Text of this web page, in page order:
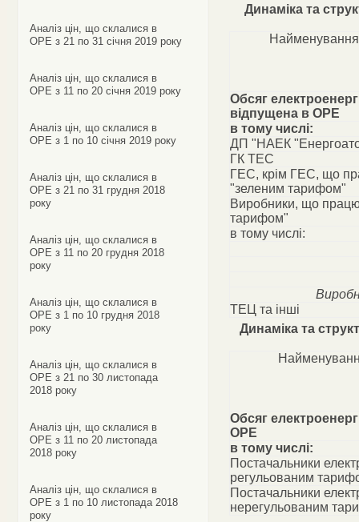
Аналіз цін, що склалися в
ОРЕ з 21 по 31 січня 2019 року
Аналіз цін, що склалися в
ОРЕ з 11 по 20 січня 2019 року
Аналіз цін, що склалися в
ОРЕ з 1 по 10 січня 2019 року
Аналіз цін, що склалися в
ОРЕ з 21 по 31 грудня 2018
року
Аналіз цін, що склалися в
ОРЕ з 11 по 20 грудня 2018
року
Аналіз цін, що склалися в
ОРЕ з 1 по 10 грудня 2018
року
Аналіз цін, що склалися в
ОРЕ з 21 по 30 листопада
2018 року
Аналіз цін, що склалися в
ОРЕ з 11 по 20 листопада
2018 року
Аналіз цін, що склалися в
ОРЕ з 1 по 10 листопада 2018
року
Динаміка та
Найменування
Обсяг
відпущена в ОРЕ
в тому числі:
ДП "НАЕК
ГК ТЕС
ГЕС, крім ГЕС, що
"зеленим тарифом"
Виробники, що
тарифом"
в тому числі:
ТЕЦ та інші
Динаміка та
Обсяг
ОРЕ
в тому числі:
Постачальники
регульованим
Постачальники
нерегульованим